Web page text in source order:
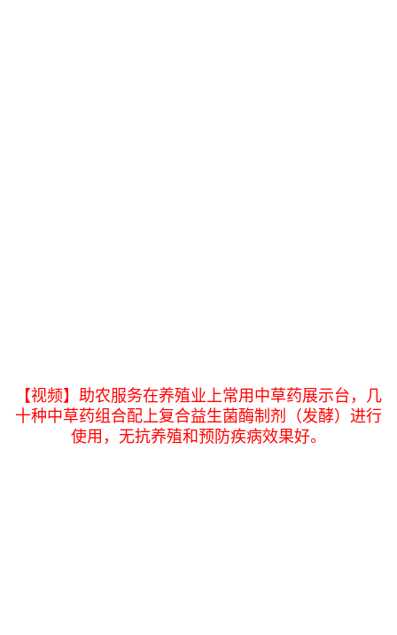
【视频】助农服务在养殖业上常用中草药展示台，几
十种中草药组合配上复合益生菌酶制剂（发酵）进行
使用，无抗养殖和预防疾病效果好。